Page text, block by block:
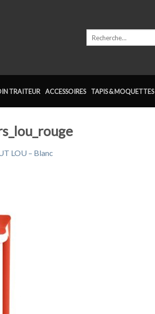
TRAITEUR ACCESSOIRES TAPIS & MOQUETTES
LOU – Blanc